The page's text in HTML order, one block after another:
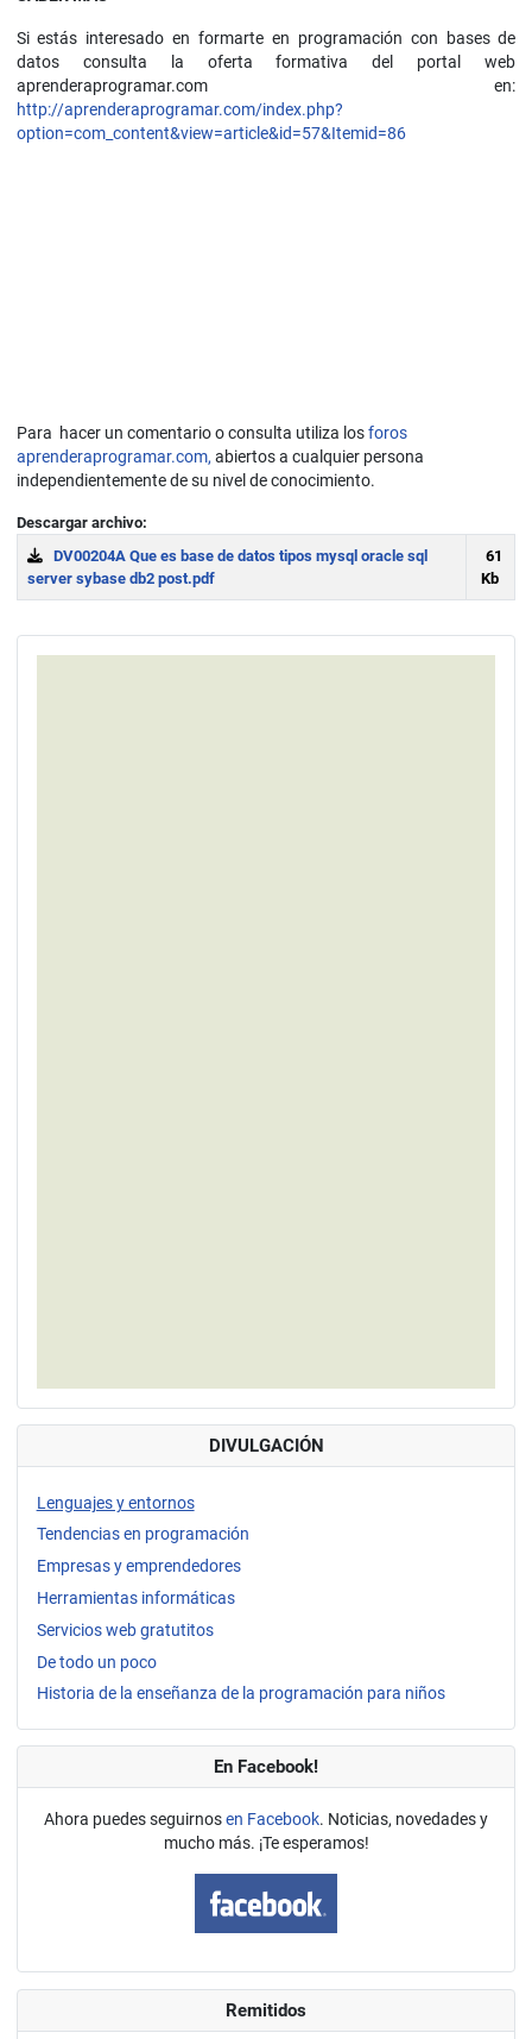
Si estás interesado en formarte en programación con bases de
datos consulta la oferta formativa del portal web
aprenderaprogramar.com en:
http://aprenderaprogramar.com/index.php?
option=com_content&view=article&id=57&Itemid=86
Para hacer un comentario o consulta utiliza losforos
aprenderaprogramar.com, abiertos a cualquier persona
independientemente de su nivel de conocimiento.
Descargar archivo:
DV00204A Que es base de datos tipos mysql oracle sql
server sybase db2 post.pdf
61
Kb
DIVULGACIÓN
Lenguajes y entornos
Tendencias en programación
Empresas y emprendedores
Herramientas informáticas
Servicios web gratutitos
De todo un poco
Historia de la enseñanza de la programación para niños
En Facebook!
Ahora puedes seguirnosen Facebook. Noticias, novedades y
mucho más. ¡Te esperamos!
Remitidos